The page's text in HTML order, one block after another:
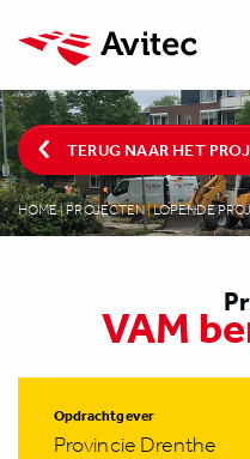
TERUG NAAR HET
HOME|PROJECTEN|LOPENDE
VAM
Opdrachtgever
Provincie Drenthe